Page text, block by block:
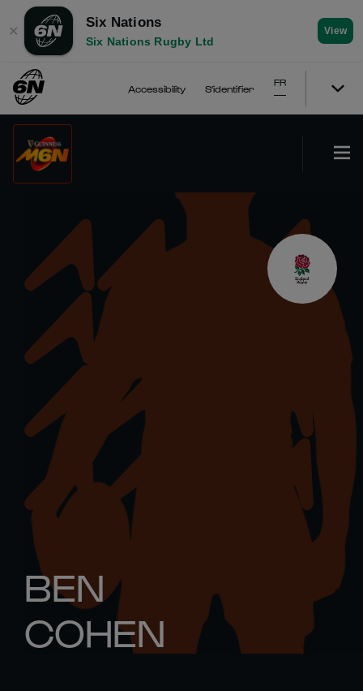
✕
Six Nations
Six Nations Rugby Ltd
View
Accessibility S'identifier
FR
BEN
COHEN